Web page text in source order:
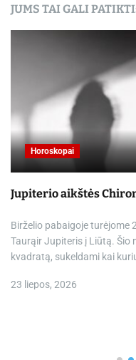
JUMS TAI GALI
Horoskopai
Jupiterio aikštės
Birželio pabaigoje turėjome
Taurąir Jupiteris į Liūtą. Šio
kvadratą, sukeldami kai
23 liepos, 2026